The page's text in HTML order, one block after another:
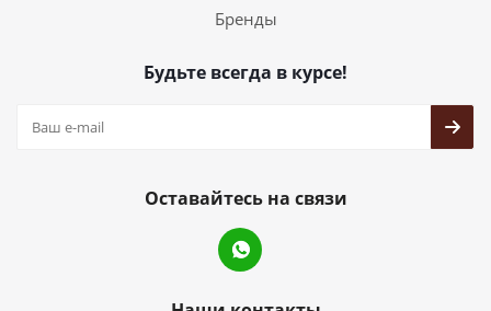
Бренды
Будьте всегда в курсе!
Оставайтесь на связи